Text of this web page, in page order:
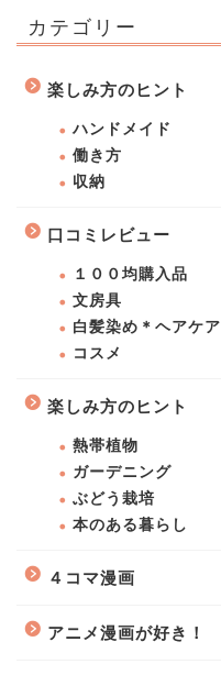
カテゴリー
楽しみ方のヒント
ハンドメイド
働き方
収納
口コミレビュー
１００均購入品
文房具
白髪染め＊ヘアケア
コスメ
楽しみ方のヒント
熱帯植物
ガーデニング
ぶどう栽培
本のある暮らし
４コマ漫画
アニメ漫画が好き！